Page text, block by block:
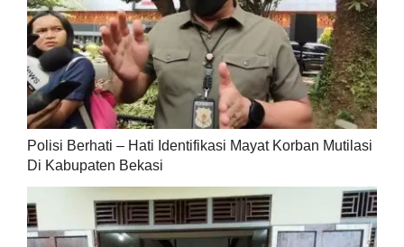
Polisi Berhati – Hati Identifikasi Mayat Korban Mutilasi
Di Kabupaten Bekasi